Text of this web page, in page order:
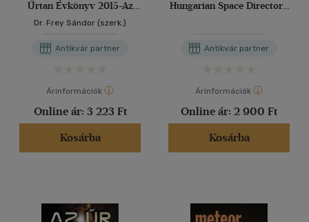
Űrtan Évkönyv 2015-Az
Asztronautikai Tájékoztató
67. száma
Dr. Frey Sándor (szerk.)
Antikvár partner
Árinformációk
Online ár: 3 223 Ft
Kosárba
Hungarian Space Directory
Antikvár partner
Árinformációk
Online ár: 2 900 Ft
Kosárba